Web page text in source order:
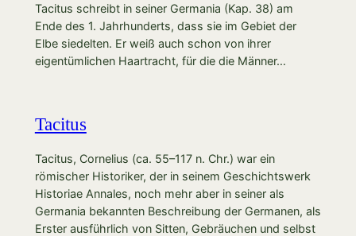
Tacitus schreibt in seiner Germania (Kap. 38) am
Ende des 1. Jahrhunderts, dass sie im Gebiet der
Elbe siedelten. Er weiß auch schon von ihrer
eigentümlichen Haartracht, für die die Männer…
Tacitus
Tacitus, Cornelius (ca. 55–117 n. Chr.) war ein
römischer Historiker, der in seinem Geschichtswerk
Historiae Annales, noch mehr aber in seiner als
Germania bekannten Beschreibung der Germanen, als
Erster ausführlich von Sitten, Gebräuchen und selbst